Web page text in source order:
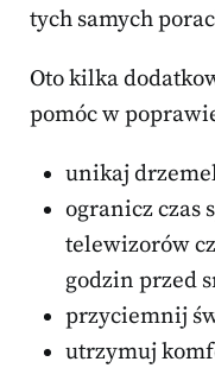
tych samych
Oto kilka
pomóc w
unikaj
ogranicz czas
telewizorów
godzin przed
przyciemnij
utrzymuj